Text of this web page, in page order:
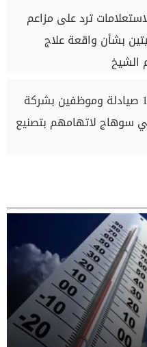
ترد على مزاعم
بشأن واقعة علاج
الشيخ
حبس طبيبين و10 صيادلة وموظفين بشركة
يومًا في سوهاج لاتهامهم بتصنيع